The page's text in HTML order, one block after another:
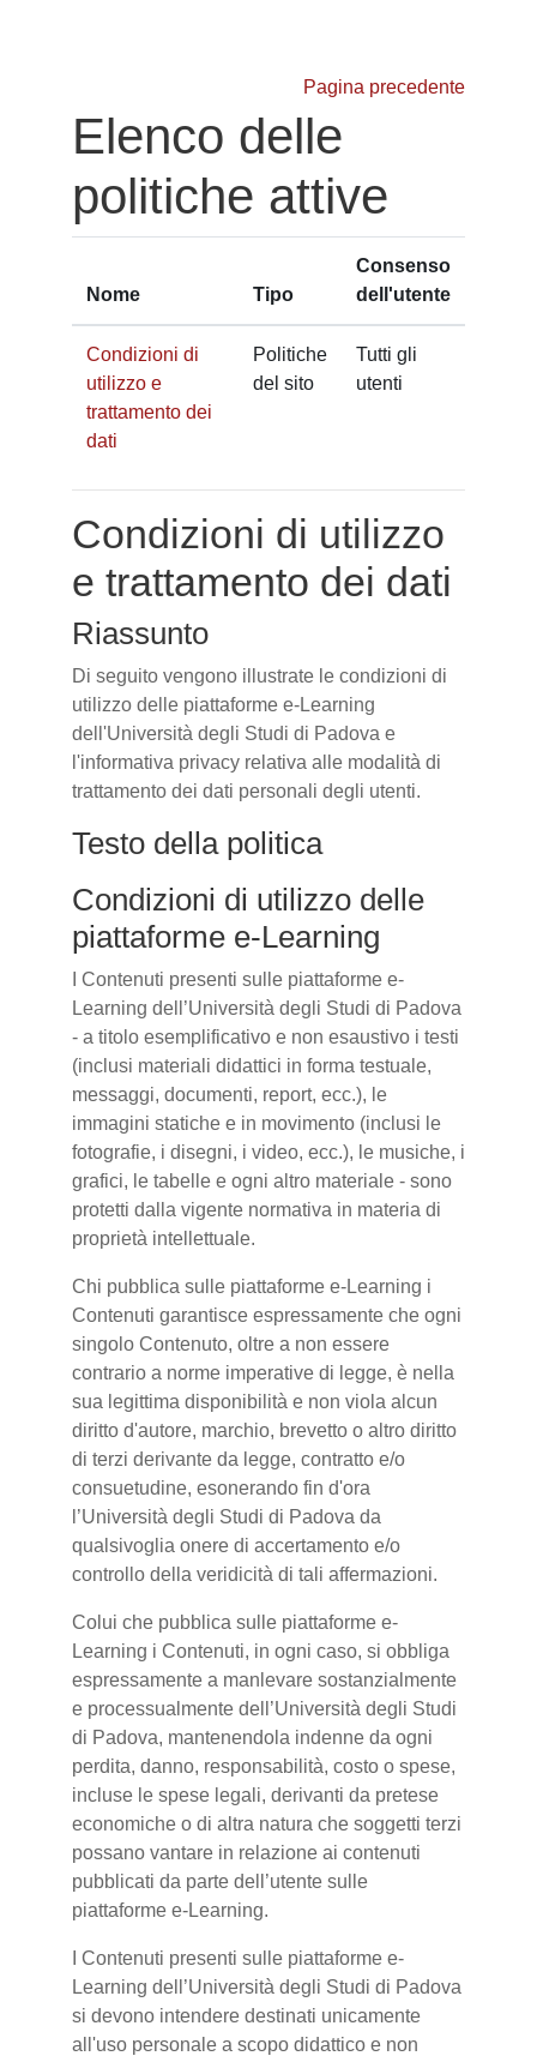
Pagina precedente
Elenco delle
politiche attive
Nome Tipo
Consenso
dell'utente
Condizioni di
utilizzo e
trattamento dei
dati
Politiche
del sito
Tutti gli
utenti
Condizioni di utilizzo
e trattamento dei dati
Riassunto
Di seguito vengono illustrate le condizioni di
utilizzo delle piattaforme e-Learning
dell'Università degli Studi di Padova e
l'informativa privacy relativa alle modalità di
trattamento dei dati personali degli utenti.
Testo della politica
Condizioni di utilizzo delle
piattaforme e-Learning
I Contenuti presenti sulle piattaforme e-
Learning dell’Università degli Studi di Padova
- a titolo esemplificativo e non esaustivo i testi
(inclusi materiali didattici in forma testuale,
messaggi, documenti, report, ecc.), le
immagini statiche e in movimento (inclusi le
fotografie, i disegni, i video, ecc.), le musiche, i
grafici, le tabelle e ogni altro materiale - sono
protetti dalla vigente normativa in materia di
proprietà intellettuale.
Chi pubblica sulle piattaforme e-Learning i
Contenuti garantisce espressamente che ogni
singolo Contenuto, oltre a non essere
contrario a norme imperative di legge, è nella
sua legittima disponibilità e non viola alcun
diritto d'autore, marchio, brevetto o altro diritto
di terzi derivante da legge, contratto e/o
consuetudine, esonerando fin d'ora
l’Università degli Studi di Padova da
qualsivoglia onere di accertamento e/o
controllo della veridicità di tali affermazioni.
Colui che pubblica sulle piattaforme e-
Learning i Contenuti, in ogni caso, si obbliga
espressamente a manlevare sostanzialmente
e processualmente dell’Università degli Studi
di Padova, mantenendola indenne da ogni
perdita, danno, responsabilità, costo o spese,
incluse le spese legali, derivanti da pretese
economiche o di altra natura che soggetti terzi
possano vantare in relazione ai contenuti
pubblicati da parte dell’utente sulle
piattaforme e-Learning.
I Contenuti presenti sulle piattaforme e-
Learning dell’Università degli Studi di Padova
si devono intendere destinati unicamente
all'uso personale a scopo didattico e non